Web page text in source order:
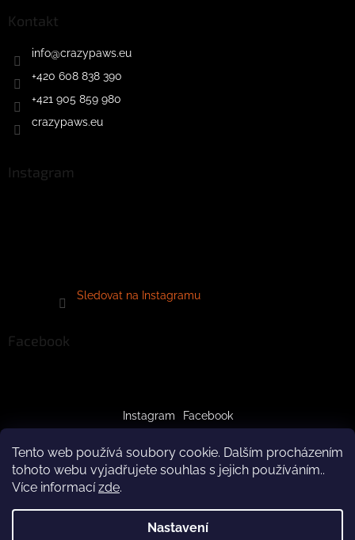
Tento web používá soubory cookie. Dalším procházením
tohoto webu vyjadřujete souhlas s jejich používáním..
Více informacízde.
Nastavení
Kontakt
info@crazypaws.eu
+420 608 838 390
+421 905 859 980
crazypaws.eu
Instagram
Sledovat na Instagramu
Facebook
Instagram Facebook